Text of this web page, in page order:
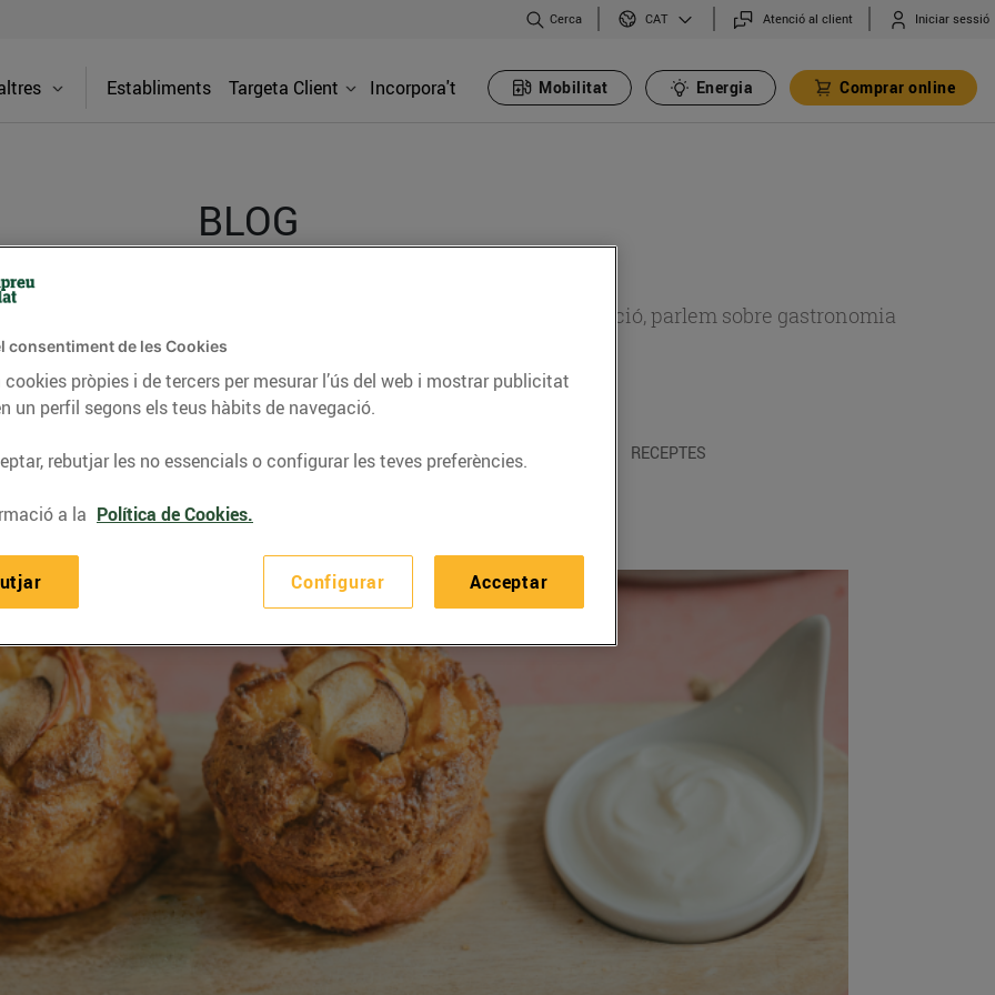
Cerca CAT Atenció al client Iniciar sessió
Establiments Targeta Client Incorpora't Mobilitat Energia Comprar online
BLOG
consells nutricionals, informació d’actualitat sobre alimentació, parlem sobre gastronomia
del nostre territori i molts altres temes.
CONSELLS I HÀBITS SALUDABLES ENERGIA GASTRONOMIA I TRADICIONS RECEPTES
consentiment de les Cookies
pròpies i de tercers per mesurar l’ús del web i mostrar publicitat
un perfil segons els teus hàbits de navegació.
rebutjar les no essencials o configurar les teves preferències.
a la Política de Cookies.
Configurar Acceptar